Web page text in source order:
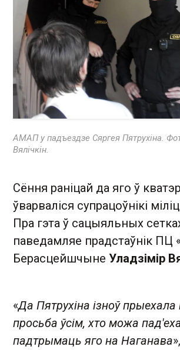
АМАП у падъездзе Сяргея Пятрухіна.
Вялічкін.
Сёння раніцай да яго ў
ўварваліся супрацоўнікі
Пра гэта ў сацыяльных
паведамляе прадстаўнік ПЦ
Берасцейшчыне Уладзімір
«Да Пятрухіна ізноў прыехала
просьба ўсім, хто можа
падтрымаць яго на Наганава